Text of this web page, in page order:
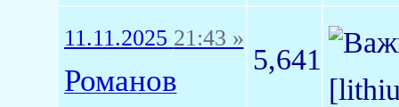
11.11.2025 21:43 »
Романов
5,641